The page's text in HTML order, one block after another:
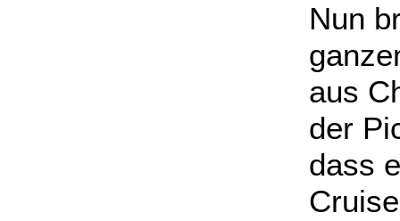
Nun
aus
der
dass